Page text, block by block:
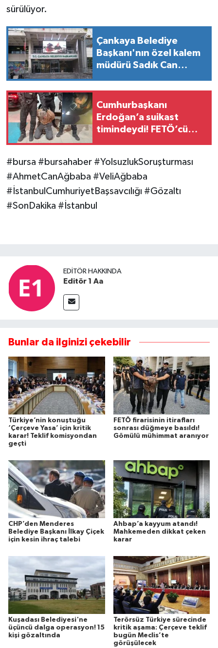
sürülüyor.
Çankaya Belediye
Başkanı'nın özel kalem
müdürü Sadık Can
Cumhurbaşkanı
Erdoğan’a suikast
timindeydi! FETÖ’cü
#bursa #bursahaber #YolsuzlukSoruşturması
#AhmetCanAğbaba #VeliAğbaba
#İstanbulCumhuriyetBaşsavcılığı #Gözaltı
#SonDakika #İstanbul
EDITÖR HAKKINDA
Editör 1 Aa
Bunlar da ilginizi çekebilir
Türkiye’nin konuştuğu
‘Çerçeve Yasa’ için kritik
karar! Teklif komisyondan
geçti
FETÖ firarisinin itirafları
sonrası düğmeye basıldı!
Gömülü mühimmat aranıyor
CHP’den Menderes
Belediye Başkanı İlkay Çiçek
için kesin ihraç talebi
Ahbap’a kayyum atandı!
Mahkemeden dikkat çeken
karar
Kuşadası Belediyesi'ne
üçüncü dalga operasyon! 15
kişi gözaltında
Terörsüz Türkiye sürecinde
kritik aşama: Çerçeve teklif
bugün Meclis’te
görüşülecek